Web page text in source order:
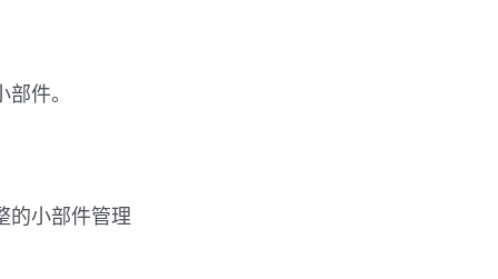
件。
的小部件管理